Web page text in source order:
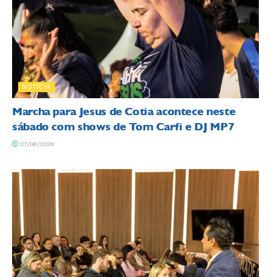
NOTÍCIA
Marcha para Jesus de Cotia acontece neste
sábado com shows de Tom Carfi e DJ MP7
07/08/2026